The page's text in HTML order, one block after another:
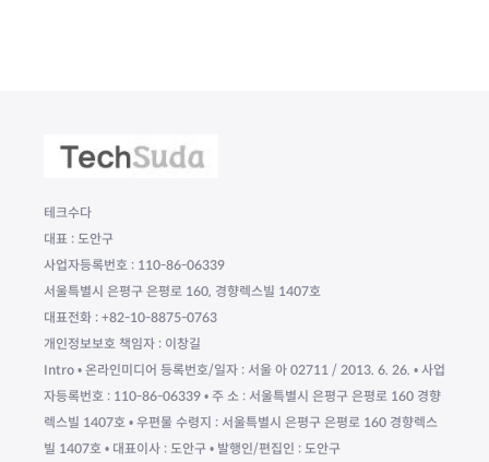
테크수다
대표 : 도안구
사업자등록번호 : 110-86-06339
서울특별시 은평구 은평로 160, 경향렉스빌 1407호
대표전화 : +82-10-8875-0763
개인정보보호 책임자 : 이창길
Intro • 온라인미디어 등록번호/일자 : 서울 아 02711 / 2013. 6. 26. • 사업
자등록번호 : 110-86-06339 • 주 소 : 서울특별시 은평구 은평로 160 경향
렉스빌 1407호 • 우편물 수령지 : 서울특별시 은평구 은평로 160 경향렉스
빌 1407호 • 대표이사 : 도안구 • 발행인/편집인 : 도안구